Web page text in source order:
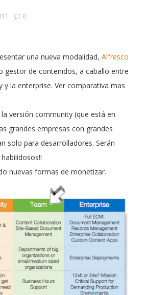
0
una nueva modalidad, Alfresco
gestor de contenidos, a caballo entre
y la enterprise. Ver comparativa mas
versión community (que está en
grandes empresas con grandes
solo para desarrolladores. Serán
nuevas formas de monetizar.